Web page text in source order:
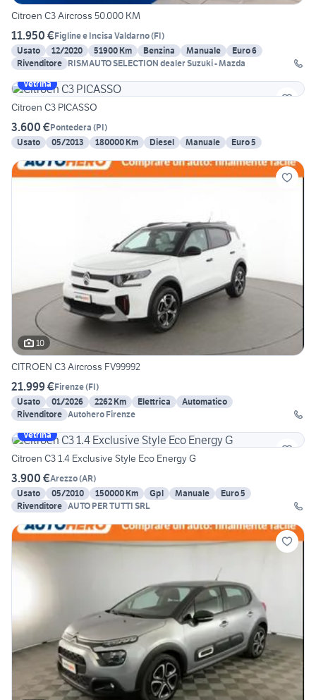
Citroen C3 Aircross 50.000 KM
11.950 €Figline e Incisa Valdarno(FI)
Usato
12/2020 51900 Km Benzina Manuale
Euro 6
Rivenditore RISMAUTO SELECTION dealer Suzuki - Mazda
Vetrina
Citroen C3 PICASSO
3.600 €Pontedera (PI)
Usato
05/2013 180000 Km Diesel Manuale Euro 5
10
CITROEN C3 Aircross FV99992
21.999 €Firenze(FI)
Usato
01/2026 2262 Km Elettrica
Automatico
Rivenditore Autohero Firenze
Vetrina
Citroen C3 1.4 Exclusive Style Eco Energy G
3.900 €Arezzo(AR)
Usato
05/2010 150000 Km Gpl Manuale
Euro 5
Rivenditore AUTO PER TUTTI SRL